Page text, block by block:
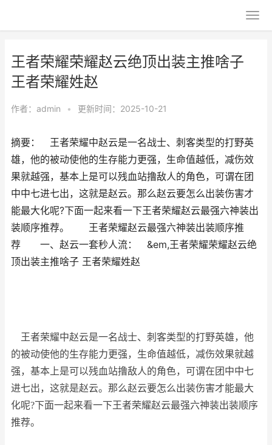
王者荣耀荣耀赵云绝顶出装主推啥子
王者荣耀姓赵
作者： admin • 更新时间：2025-10-21
摘要： 王者荣耀中赵云是一名战士、刺客类型的打野英
雄，他的被动使他的生存能力更强，生命值越低，减伤效
果就越强，基本上是可以残血站撸敌人的角色，可谓在团
中中七进七出，这就是赵云。那么赵云要怎么出装伤害才
能最大化呢?下面一起来看一下王者荣耀赵云最强六神装出
装顺序推荐。 王者荣耀赵云最强六神装出装顺序推
荐 一、赵云一套秒人流： &em,王者荣耀荣耀赵云绝
顶出装主推啥子 王者荣耀姓赵
王者荣耀中赵云是一名战士、刺客类型的打野英雄，他
的被动使他的生存能力更强，生命值越低，减伤效果就越
强，基本上是可以残血站撸敌人的角色，可谓在团中中七
进七出，这就是赵云。那么赵云要怎么出装伤害才能最大
化呢?下面一起来看一下王者荣耀赵云最强六神装出装顺序
推荐。